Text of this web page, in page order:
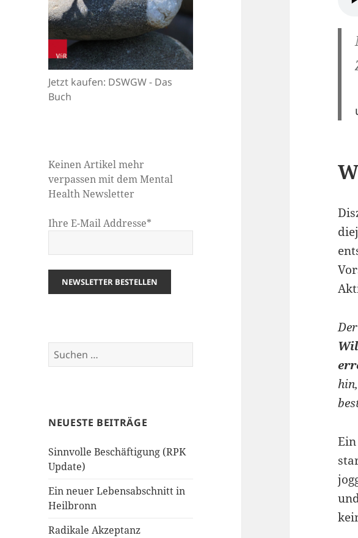
Jetzt kaufen: DSWGW - Das
Buch
Keinen Artikel mehr
verpassen mit dem Mental
Health Newsletter
Ihre E-Mail Addresse*
Suchen
nach:
NEUESTE BEITRÄGE
Sinnvolle Beschäftigung (RPK
Update)
Ein neuer Lebensabschnitt in
Heilbronn
Radikale Akzeptanz